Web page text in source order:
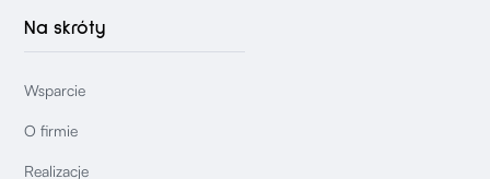
Na skróty
Wsparcie
O firmie
Realizacje